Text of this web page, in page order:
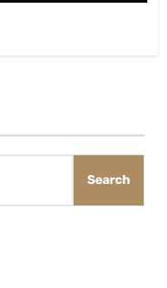
Search